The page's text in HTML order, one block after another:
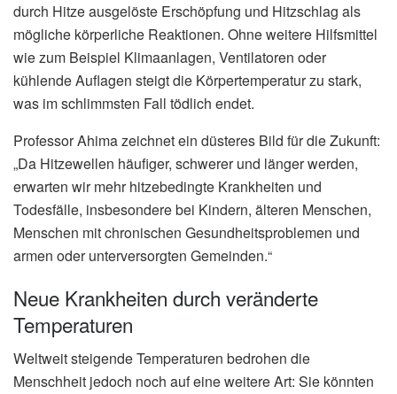
durch Hitze ausgelöste Erschöpfung und Hitzschlag als
mögliche körperliche Reaktionen. Ohne weitere Hilfsmittel
wie zum Beispiel Klimaanlagen, Ventilatoren oder
kühlende Auflagen steigt die Körpertemperatur zu stark,
was im schlimmsten Fall tödlich endet.
Professor Ahima zeichnet ein düsteres Bild für die Zukunft:
„Da Hitzewellen häufiger, schwerer und länger werden,
erwarten wir mehr hitzebedingte Krankheiten und
Todesfälle, insbesondere bei Kindern, älteren Menschen,
Menschen mit chronischen Gesundheitsproblemen und
armen oder unterversorgten Gemeinden.“
Neue Krankheiten durch veränderte
Temperaturen
Weltweit steigende Temperaturen bedrohen die
Menschheit jedoch noch auf eine weitere Art: Sie könnten